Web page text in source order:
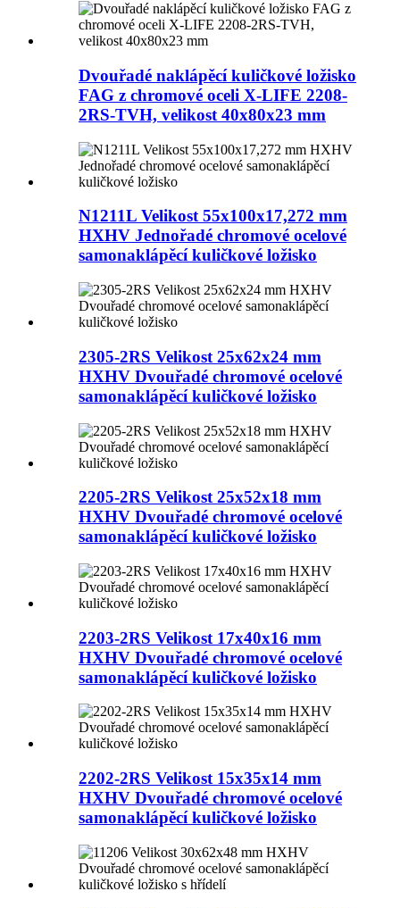
Dvouřadé naklápěcí kuličkové ložisko
FAG z chromové oceli X-LIFE 2208-
2RS-TVH, velikost 40x80x23 mm
N1211L Velikost 55x100x17,272 mm
HXHV Jednořadé chromové ocelové
samonaklápěcí kuličkové ložisko
2305-2RS Velikost 25x62x24 mm
HXHV Dvouřadé chromové ocelové
samonaklápěcí kuličkové ložisko
2205-2RS Velikost 25x52x18 mm
HXHV Dvouřadé chromové ocelové
samonaklápěcí kuličkové ložisko
2203-2RS Velikost 17x40x16 mm
HXHV Dvouřadé chromové ocelové
samonaklápěcí kuličkové ložisko
2202-2RS Velikost 15x35x14 mm
HXHV Dvouřadé chromové ocelové
samonaklápěcí kuličkové ložisko